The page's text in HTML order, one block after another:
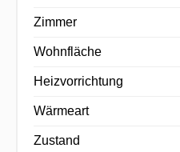
Zimmer
Wohnfläche
Heizvorrichtung
Wärmeart
Zustand